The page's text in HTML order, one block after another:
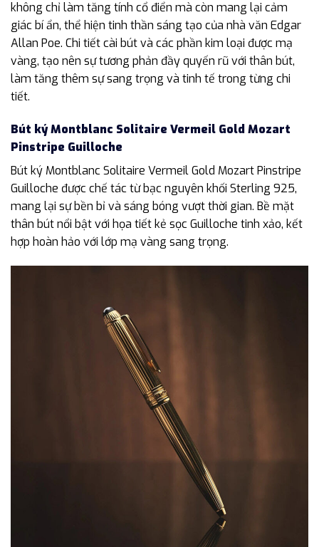
không chỉ làm tăng tính cổ điển mà còn mang lại cảm
giác bí ẩn, thể hiện tinh thần sáng tạo của nhà văn Edgar
Allan Poe. Chi tiết cài bút và các phần kim loại được mạ
vàng, tạo nên sự tương phản đầy quyến rũ với thân bút,
làm tăng thêm sự sang trọng và tinh tế trong từng chi
tiết.
Bút ký Montblanc Solitaire Vermeil Gold Mozart
Pinstripe Guilloche
Bút ký Montblanc Solitaire Vermeil Gold Mozart Pinstripe
Guilloche được chế tác từ bạc nguyên khối Sterling 925,
mang lại sự bền bỉ và sáng bóng vượt thời gian. Bề mặt
thân bút nổi bật với họa tiết kẻ sọc Guilloche tinh xảo, kết
hợp hoàn hảo với lớp mạ vàng sang trọng.